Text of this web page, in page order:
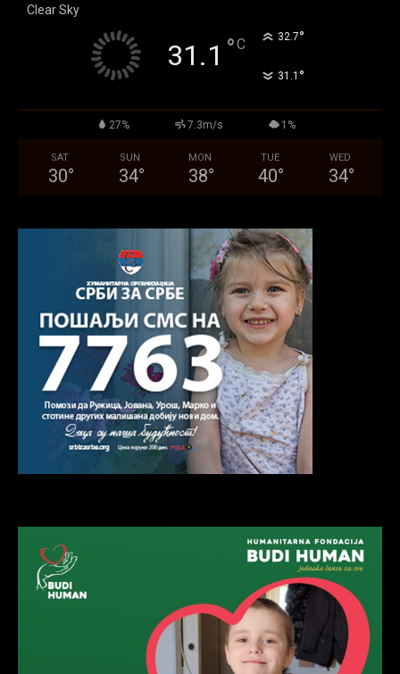
Clear Sky
31.1 °C 32.7°
31.1 °
27% 7.3m/s 1%
SAT
30°
SUN
34°
MON
38°
TUE
40°
WED
34°